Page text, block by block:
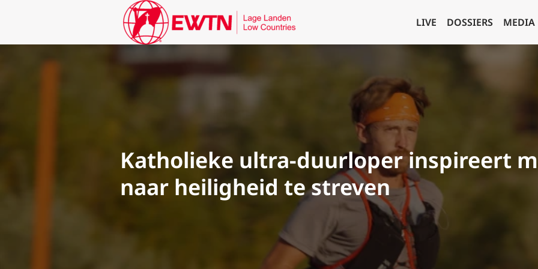
LIVE DOSSIERS MEDIA
Katholieke ultra-duurloper inspireert
naar heiligheid te streven